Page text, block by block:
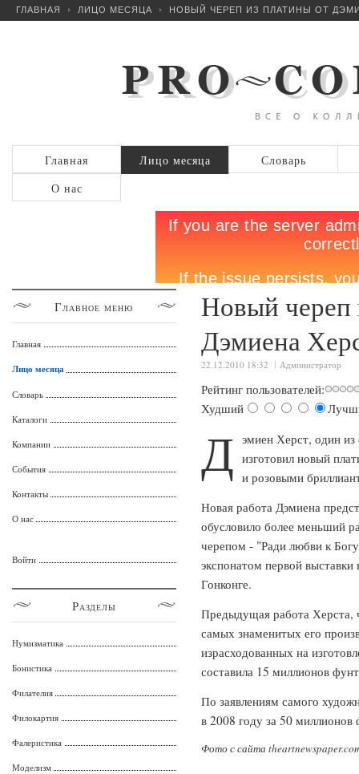
ГЛАВНАЯ ЛИЦО МЕСЯЦА НОВЫЙ ЧЕРЕП ИЗ ПЛАТИНЫ ОТ
Главная Лицо месяца
Словарь
О нас
Новый череп
Дэмиена
22.12.2010 18:32 Администратор
Рейтинг пользователей:
Худший
Д эмиен Херст, один
изготовил новый
и розовыми
Новая работа Дэмиена
обусловило более меньший
черепом - "Ради любви к
экспонатом первой выставки
Гонконге.
Предыдущая работа Херста,
самых знаменитых его
израсходованных на
составила 15 миллионов
По заявлениям самого
в 2008 году за 50 миллионов
Фото с сайта
Главное меню
Главная
Лицо месяца
Словарь
Каталоги
Компании
События
Контакты
О нас
Войти
Разделы
Нумизматика
Бонистика
Филателия
Филокартия
Фалеристика
Моделизм